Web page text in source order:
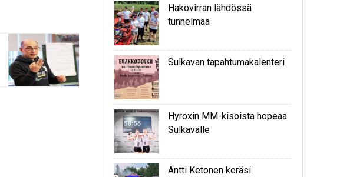
Hakovirran lähdössä
tunnelmaa
Sulkavan tapahtumakalenteri
Hyroxin MM-kisoista hopeaa
Sulkavalle
Antti Ketonen keräsi